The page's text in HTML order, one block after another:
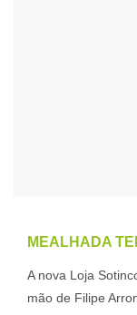
MEALHADA
A nova Loja
mão de Filipe